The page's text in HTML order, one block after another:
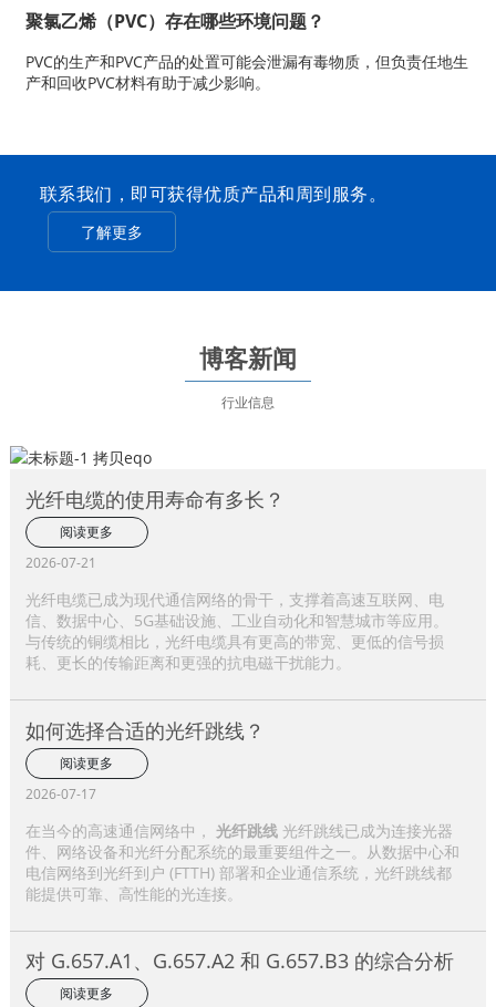
聚氯乙烯（PVC）存在哪些环境问题？
PVC的生产和PVC产品的处置可能会泄漏有毒物质，但负责任地生
产和回收PVC材料有助于减少影响。
联系我们，即可获得优质产品和周到服务。
了解更多
博客新闻
行业信息
光纤电缆的使用寿命有多长？
阅读更多
2026-07-21
光纤电缆已成为现代通信网络的骨干，支撑着高速互联网、电
信、数据中心、5G基础设施、工业自动化和智慧城市等应用。
与传统的铜缆相比，光纤电缆具有更高的带宽、更低的信号损
耗、更长的传输距离和更强的抗电磁干扰能力。
如何选择合适的光纤跳线？
阅读更多
2026-07-17
在当今的高速通信网络中， 光纤跳线光纤跳线已成为连接光器
件、网络设备和光纤分配系统的最重要组件之一。从数据中心和
电信网络到光纤到户 (FTTH) 部署和企业通信系统，光纤跳线都
能提供可靠、高性能的光连接。
对 G.657.A1、G.657.A2 和 G.657.B3 的综合分析
阅读更多